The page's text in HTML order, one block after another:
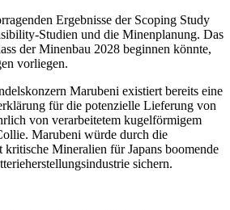
Ergebnisse der Scoping Study
Studien und die Minenplanung. Das
der Minenbau 2028 beginnen könnte,
vorliegen.
Marubeni existiert bereits eine
für die potenzielle Lieferung von
von verarbeitetem kugelförmigem
Marubeni würde durch die
kritische Mineralien für Japans boomende
sichern.